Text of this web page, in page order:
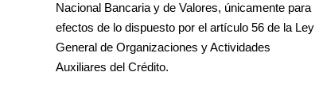
Nacional Bancaria y de Valores, únicamente para
efectos de lo dispuesto por el artículo 56 de la Ley
General de Organizaciones y Actividades
Auxiliares del Crédito.